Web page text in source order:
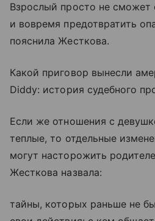
Взрослый просто не сможет
и вовремя предотвратить
пояснила Жесткова.
Какой приговор вынесли
Diddy: история судебного
Если же отношения с
теплые, то отдельные
могут насторожить
Жесткова назвала:
тайны, которых раньше не